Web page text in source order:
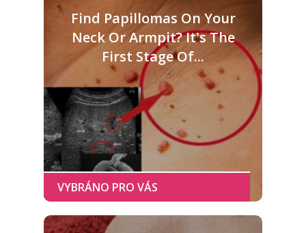
Find Papillomas On Your
Neck Or Armpit? It's The
First Stage Of...